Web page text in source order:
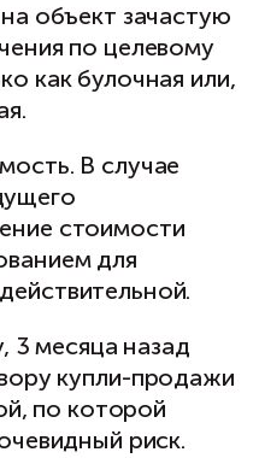
объект зачастую
по целевому
как булочная или,
В случае
стоимости
для
3 месяца назад
купли-продажи
по которой
риск.